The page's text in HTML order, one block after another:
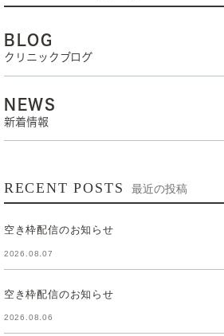
BLOG
クリニックブログ
NEWS
新着情報
RECENT POSTS 最近の投稿
空き枠配信のお知らせ
2026.08.07
空き枠配信のお知らせ
2026.08.06